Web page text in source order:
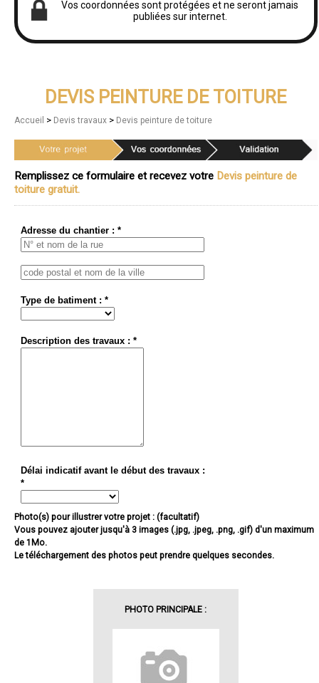
Vos coordonnées sont protégées et ne seront jamais
publiées sur internet.
DEVIS PEINTURE DE TOITURE
Accueil > Devis travaux > Devis peinture de toiture
Remplissez ce formulaire et recevez votre Devis peinture de
toiture gratuit.
Adresse du chantier : *
Type de batiment : *
Description des travaux : *
Délai indicatif avant le début des travaux :
*
Photo(s) pour illustrer votre projet : (facultatif)
Vous pouvez ajouter jusqu'à 3 images (.jpg, .jpeg, .png, .gif) d'un maximum
de 1Mo.
Le téléchargement des photos peut prendre quelques secondes.
PHOTO PRINCIPALE :